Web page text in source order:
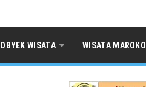
OBYEK WISATA WISATA MAROKO